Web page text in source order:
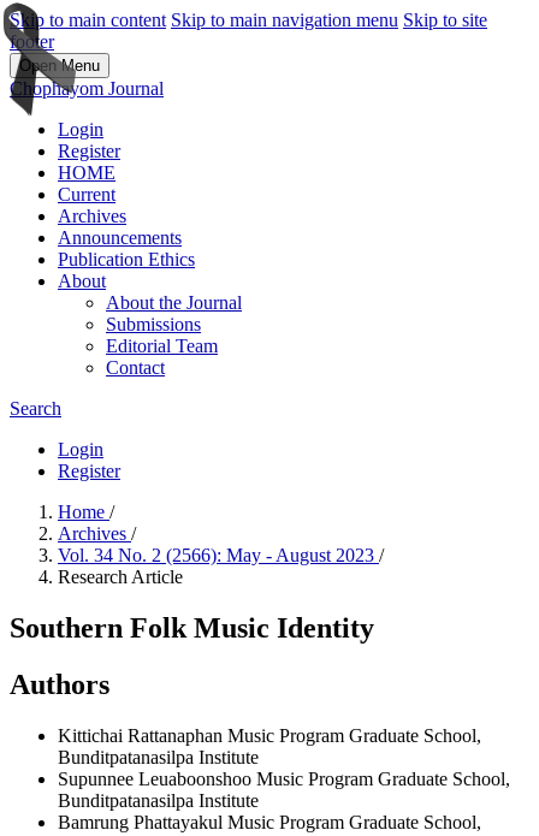
Skip to main content Skip to main navigation menu Skip to site
footer
Open Menu
Chophayom Journal
Login
Register
HOME
Current
Archives
Announcements
Publication Ethics
About
About the Journal
Submissions
Editorial Team
Contact
Search
Login
Register
Home /
Archives /
Vol. 34 No. 2 (2566): May - August 2023 /
Research Article
Southern Folk Music Identity
Authors
Kittichai Rattanaphan Music Program Graduate School,
Bunditpatanasilpa Institute
Supunnee Leuaboonshoo Music Program Graduate School,
Bunditpatanasilpa Institute
Bamrung Phattayakul Music Program Graduate School,